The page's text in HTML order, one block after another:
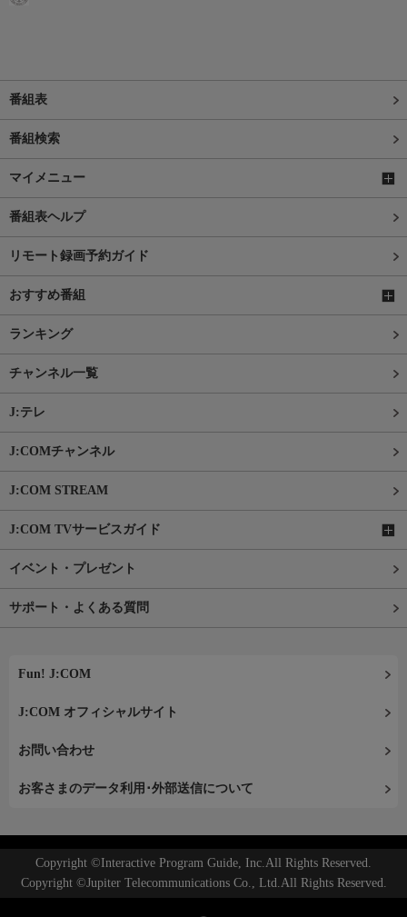
番組表
番組検索
マイメニュー
番組表ヘルプ
リモート録画予約ガイド
おすすめ番組
ランキング
チャンネル一覧
J:テレ
J:COMチャンネル
J:COM STREAM
J:COM TVサービスガイド
イベント・プレゼント
サポート・よくある質問
Fun! J:COM
J:COM オフィシャルサイト
お問い合わせ
お客さまのデータ利用･外部送信について
Copyright ©Interactive Program Guide, Inc.All Rights Reserved.
Copyright ©Jupiter Telecommunications Co., Ltd.All Rights Reserved.